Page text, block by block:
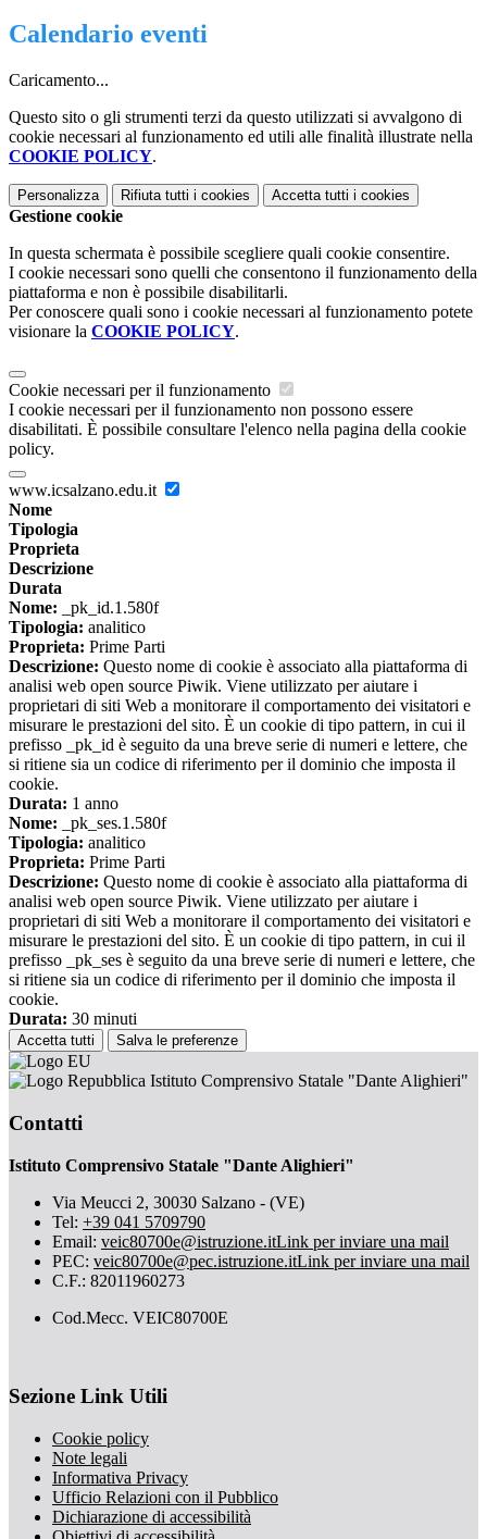
Calendario eventi
Caricamento...
Questo sito o gli strumenti terzi da questo utilizzati si avvalgono di
cookie necessari al funzionamento ed utili alle finalità illustrate nella
COOKIE POLICY.
Personalizza Rifiuta tutti i cookies Accetta tutti i cookies
Gestione cookie
In questa schermata è possibile scegliere quali cookie consentire.
I cookie necessari sono quelli che consentono il funzionamento della
piattaforma e non è possibile disabilitarli.
Per conoscere quali sono i cookie necessari al funzionamento potete
visionare la COOKIE POLICY.
Cookie necessari per il funzionamento
I cookie necessari per il funzionamento non possono essere
disabilitati. È possibile consultare l'elenco nella pagina della cookie
policy.
www.icsalzano.edu.it
Nome
Tipologia
Proprieta
Descrizione
Durata
Nome: _pk_id.1.580f
Tipologia: analitico
Proprieta: Prime Parti
Descrizione: Questo nome di cookie è associato alla piattaforma di
analisi web open source Piwik. Viene utilizzato per aiutare i
proprietari di siti Web a monitorare il comportamento dei visitatori e
misurare le prestazioni del sito. È un cookie di tipo pattern, in cui il
prefisso _pk_id è seguito da una breve serie di numeri e lettere, che
si ritiene sia un codice di riferimento per il dominio che imposta il
cookie.
Durata: 1 anno
Nome: _pk_ses.1.580f
Tipologia: analitico
Proprieta: Prime Parti
Descrizione: Questo nome di cookie è associato alla piattaforma di
analisi web open source Piwik. Viene utilizzato per aiutare i
proprietari di siti Web a monitorare il comportamento dei visitatori e
misurare le prestazioni del sito. È un cookie di tipo pattern, in cui il
prefisso _pk_ses è seguito da una breve serie di numeri e lettere, che
si ritiene sia un codice di riferimento per il dominio che imposta il
cookie.
Durata: 30 minuti
Accetta tutti Salva le preferenze
Istituto Comprensivo Statale "Dante Alighieri"
Contatti
Istituto Comprensivo Statale "Dante Alighieri"
Via Meucci 2, 30030 Salzano - (VE)
Tel: +39 041 5709790
Email: veic80700e@istruzione.itLink per inviare una mail
PEC: veic80700e@pec.istruzione.itLink per inviare una mail
C.F.: 82011960273
Cod.Mecc. VEIC80700E
Sezione Link Utili
Cookie policy
Note legali
Informativa Privacy
Ufficio Relazioni con il Pubblico
Dichiarazione di accessibilità